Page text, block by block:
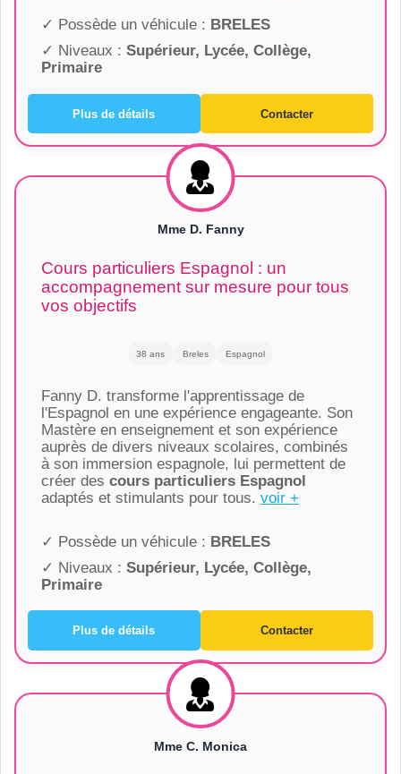
✓ Possède un véhicule : BRELES
✓ Niveaux : Supérieur, Lycée, Collège,
Primaire
Plus de détails Contacter
Mme D. Fanny
Cours particuliers Espagnol : un
accompagnement sur mesure pour tous
vos objectifs
38 ans Breles Espagnol
Fanny D. transforme l'apprentissage de
l'Espagnol en une expérience engageante. Son
Mastère en enseignement et son expérience
auprès de divers niveaux scolaires, combinés
à son immersion espagnole, lui permettent de
créer des cours particuliers Espagnol
adaptés et stimulants pour tous. voir +
✓ Possède un véhicule : BRELES
✓ Niveaux : Supérieur, Lycée, Collège,
Primaire
Plus de détails Contacter
Mme C. Monica